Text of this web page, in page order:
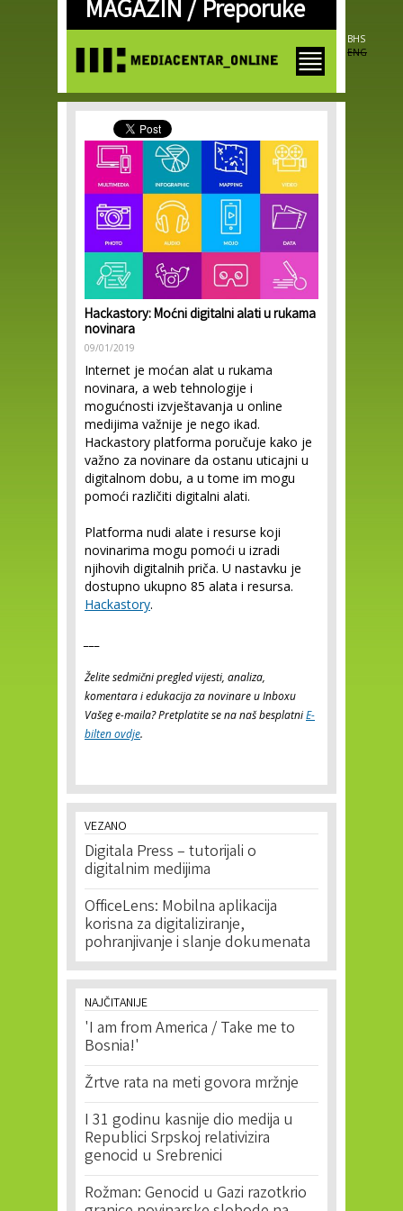
Skip to
main
MAGAZIN /Preporuke
BHS
ENG
Hackastory: Moćni digitalni alati u rukama
novinara
09/01/2019
Internet je moćan alat u rukama
novinara, a web tehnologije i
mogućnosti izvještavanja u online
medijima važnije je nego ikad.
Hackastory platforma poručuje kako je
važno za novinare da ostanu uticajni u
digitalnom dobu, a u tome im mogu
pomoći različiti digitalni alati.
Platforma nudi alate i resurse koji
novinarima mogu pomoći u izradi
njihovih digitalnih priča. U nastavku je
dostupno ukupno 85 alata i resursa.
Hackastory.
Želite sedmični pregled vijesti, analiza,
komentara i edukacija za novinare u Inboxu
Vašeg e-maila? Pretplatite se na naš besplatniE-
bilten ovdje.
VEZANO
Digitala Press – tutorijali o
digitalnim medijima
OfficeLens: Mobilna aplikacija
korisna za digitaliziranje,
pohranjivanje i slanje dokumenata
NAJČITANIJE
'I am from America / Take me to
Bosnia!'
Žrtve rata na meti govora mržnje
I 31 godinu kasnije dio medija u
Republici Srpskoj relativizira
genocid u Srebrenici
Rožman: Genocid u Gazi razotkrio